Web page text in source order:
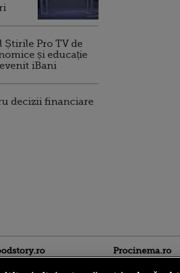
Pro TV de
și educație
iBani
decizii financiare
Procinema.ro